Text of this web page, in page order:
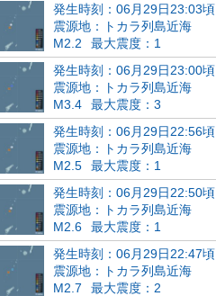
発生時刻：06月29日23:03頃
震源地：トカラ列島近海
M2.2
最大震度：1
発生時刻：06月29日23:00頃
震源地：トカラ列島近海
M3.4
最大震度：3
発生時刻：06月29日22:56頃
震源地：トカラ列島近海
M2.5
最大震度：1
発生時刻：06月29日22:50頃
震源地：トカラ列島近海
M2.6
最大震度：1
発生時刻：06月29日22:47頃
震源地：トカラ列島近海
M2.7
最大震度：2